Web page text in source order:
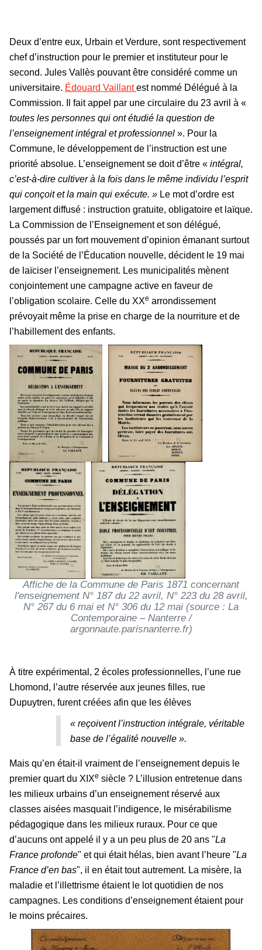
Deux d’entre eux, Urbain et Verdure, sont respectivement
chef d’instruction pour le premier et instituteur pour le
second. Jules Vallès pouvant être considéré comme un
universitaire. Édouard Vaillantest nommé Délégué à la
Commission. Il fait appel par une circulaire du 23 avril à «
toutes les personnes qui ont étudié la question de
l’enseignement intégral et professionnel ». Pour la
Commune, le développement de l’instruction est une
priorité absolue. L’enseignement se doit d’être « intégral,
c’est-à-dire cultiver à la fois dans le même individu l’esprit
qui conçoit et la main qui exécute. » Le mot d’ordre est
largement diffusé : instruction gratuite, obligatoire et laïque.
La Commission de l’Enseignement et son délégué,
poussés par un fort mouvement d’opinion émanant surtout
de la Société de l’Éducation nouvelle, décident le 19 mai
de laïciser l’enseignement. Les municipalités mènent
conjointement une campagne active en faveur de
l’obligation scolaire. Celle du XXe arrondissement
prévoyait même la prise en charge de la nourriture et de
l’habillement des enfants.
Affiche de la Commune de Paris 1871 concernant
l'enseignement N° 187 du 22 avril, N° 223 du 28 avril,
N° 267 du 6 mai et N° 306 du 12 mai (source : La
Contemporaine – Nanterre /
argonnaute.parisnanterre.fr)
À titre expérimental, 2 écoles professionnelles, l’une rue
Lhomond, l’autre réservée aux jeunes filles, rue
Dupuytren, furent créées afin que les élèves
« reçoivent l’instruction intégrale, véritable
base de l’égalité nouvelle ».
Mais qu’en était-il vraiment de l’enseignement depuis le
premier quart du XIXe siècle ? L’illusion entretenue dans
les milieux urbains d’un enseignement réservé aux
classes aisées masquait l’indigence, le misérabilisme
pédagogique dans les milieux ruraux. Pour ce que
d’aucuns ont appelé il y a un peu plus de 20 ans "La
France profonde" et qui était hélas, bien avant l’heure "La
France d’en bas", il en était tout autrement. La misère, la
maladie et l’illettrisme étaient le lot quotidien de nos
campagnes. Les conditions d’enseignement étaient pour
le moins précaires.